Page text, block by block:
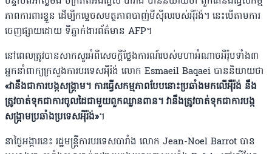
ភាពការពារខ្លួន ដើម្បីកម្ទេចសមត្ថភាពបាញ់មីស៉ីលរបស់អ៉ីរ៉ង់។ នេះបើតាមការ
ចេញផ្សាយដោយ ទីភ្នាក់ងារព័ត៌មាន AFP។
នៅពេលត្រូវបានសាកសួរអំពីសេចក្តីថ្លែងការណ៍របស់មហាអំណាចអឺរ៉ុបទាំង៣
អ្នកនាំពាក្យក្រសួងការបរទេសអ៉ីរ៉ង់ លោក Esmaeil Baqaei បាននិយាយថា
«វានឹងជាការបង្កសង្រ្គាម។ ការធ្វើសកម្មភាពបែបនោះប្រឆាំងមកលើអ៉ឺរ៉ង់ នឹង
ត្រូវចាត់ទុកជាការចូលដៃ​ជាមួយពួកឈ្លានពាន។ វានឹងត្រូវចាត់ទុកជាការបង្ក
សង្រ្គាមប្រឆាំងប្រទេសអ៉ីរ៉ង់»។
នាថ្ងៃអង្គារនេះ រដ្ឋមន្រ្តីការបរទេសបារាំង លោក Jean-Noel Barrot បាន